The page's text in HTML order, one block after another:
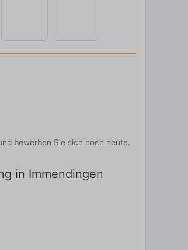
bewerben Sie sich noch heute.
in Immendingen